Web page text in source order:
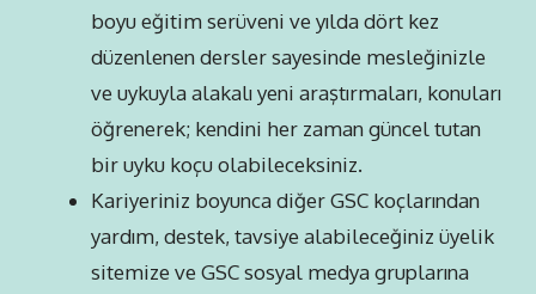
boyu eğitim serüveni ve yılda dört kez
düzenlenen dersler sayesinde mesleğinizle
ve uykuyla alakalı yeni araştırmaları, konuları
öğrenerek; kendini her zaman güncel tutan
bir uyku koçu olabileceksiniz.
Kariyeriniz boyunca diğer GSC koçlarından
yardım, destek, tavsiye alabileceğiniz üyelik
sitemize ve GSC sosyal medya gruplarına